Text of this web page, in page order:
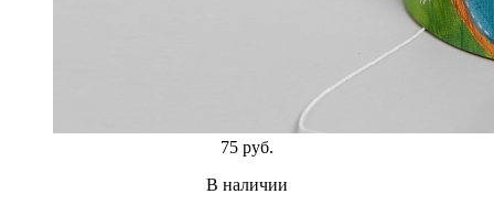
75 руб.
В наличии